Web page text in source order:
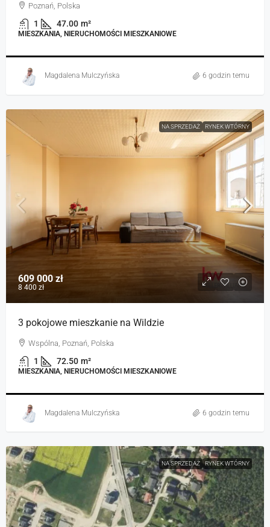
Poznań, Polska
1 47.00 m²
MIESZKANIA, NIERUCHOMOŚCI MIESZKANIOWE
Magdalena Mulczyńska 6 godzin temu
NA SPRZEDAŻ RYNEK WTÓRNY
609 000 zł
8 400 zł
3 pokojowe mieszkanie na Wildzie
Wspólna, Poznań, Polska
1 72.50 m²
MIESZKANIA, NIERUCHOMOŚCI MIESZKANIOWE
Magdalena Mulczyńska 6 godzin temu
NA SPRZEDAŻ RYNEK WTÓRNY